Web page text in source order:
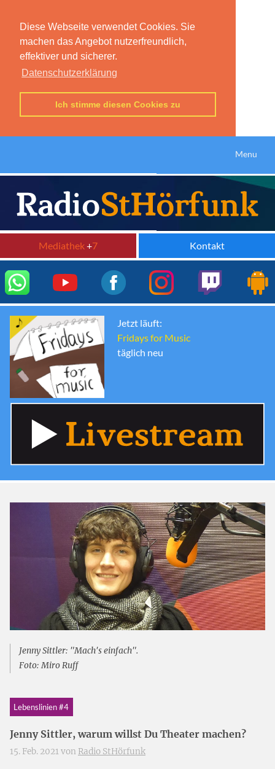
Diese Webseite verwendet Cookies. Sie
machen das Angebot nutzerfreundlich,
effektiver und sicherer.
Datenschutzerklärung
Ich stimme diesen Cookies zu
Menu
Mediathek+7 Kontakt
Jetzt läuft:
Fridays for Music
täglich neu
Jenny Sittler: "Mach's einfach".
Foto: Miro Ruff
Lebenslinien #4
Jenny Sittler, warum willst Du Theater machen?
15. Feb. 2021 von Radio StHörfunk